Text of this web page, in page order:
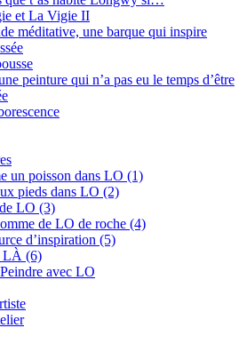
et La Vigie II
méditative, une barque qui inspire
peinture qui n’a pas eu le temps d’être
un poisson dans LO (1)
pieds dans LO (2)
LO (3)
de LO de roche (4)
d’inspiration (5)
LÀ (6)
avec LO